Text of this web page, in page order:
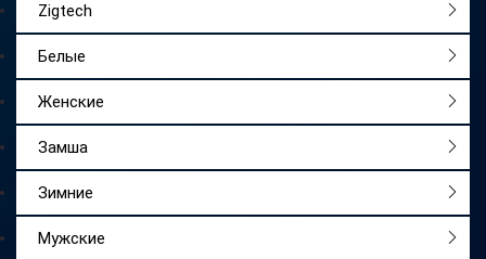
Zigtech
Белые
Женские
Замша
Зимние
Мужские